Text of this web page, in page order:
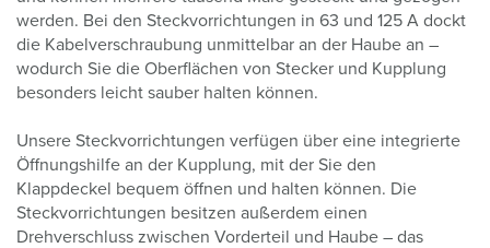
werden. Bei den Steckvorrichtungen in 63 und 125 A dockt
die Kabelverschraubung unmittelbar an der Haube an –
wodurch Sie die Oberflächen von Stecker und Kupplung
besonders leicht sauber halten können.
Unsere Steckvorrichtungen verfügen über eine integrierte
Öffnungshilfe an der Kupplung, mit der Sie den
Klappdeckel bequem öffnen und halten können. Die
Steckvorrichtungen besitzen außerdem einen
Drehverschluss zwischen Vorderteil und Haube – das